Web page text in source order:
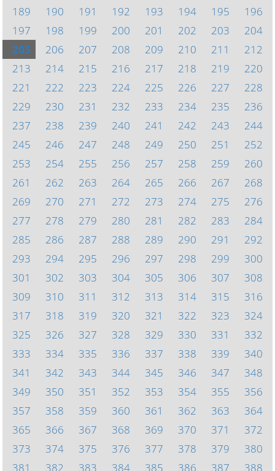
189
190 191 192 193 194 195
196
197
198 199 200 201 202 203
204
205
206 207 208 209 210 211
212
213
214 215 216 217 218 219
220
221
222 223 224 225 226 227
228
229
230 231 232 233 234 235
236
237
238 239 240 241 242 243
244
245
246 247 248 249 250 251
252
253
254 255 256 257 258 259
260
261
262 263 264 265 266 267
268
269
270 271 272 273 274 275
276
277
278 279 280 281 282 283
284
285
286 287 288 289 290 291
292
293
294 295 296 297 298 299
300
301
302 303 304 305 306 307
308
309
310 311 312 313 314 315
316
317
318 319 320 321 322 323
324
325
326 327 328 329 330 331
332
333
334 335 336 337 338 339
340
341
342 343 344 345 346 347
348
349
350 351 352 353 354 355
356
357
358 359 360 361 362 363
364
365
366 367 368 369 370 371
372
373
374 375 376 377 378 379
380
381
382 383 384 385 386 387 388